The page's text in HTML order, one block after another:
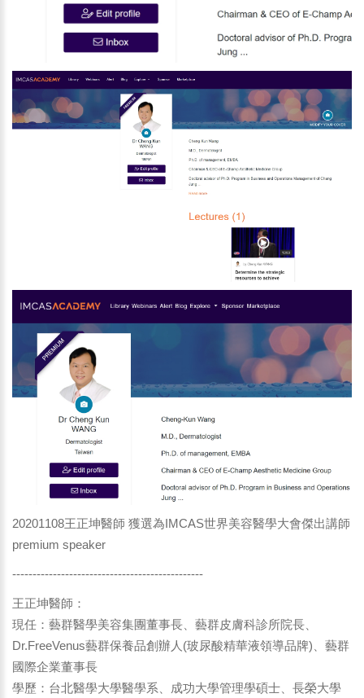
20201108王正坤醫師 獲選為IMCAS世界美容醫學大會傑出講師
premium speaker
-----------------------------------------------
王正坤醫師：
現任：藝群醫學美容集團董事長、藝群皮膚科診所院長、
Dr.FreeVenus藝群保養品創辦人(玻尿酸精華液領導品牌)、藝群
國際企業董事長
學歷：台北醫學大學醫學系、成功大學管理學碩士、長榮大學